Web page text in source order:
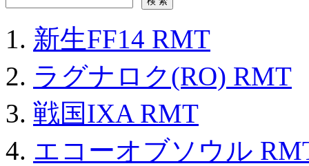
新生FF14 RMT
ラグナロク(RO) RMT
戦国IXA RMT
エコーオブソウル